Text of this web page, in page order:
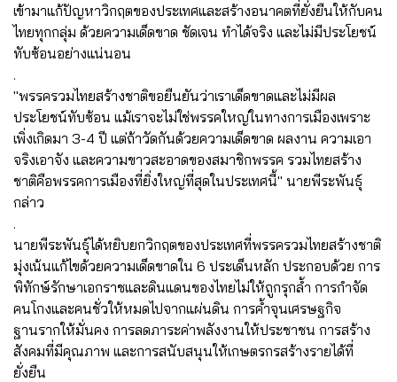
เข้ามาแก้ปัญหาวิกฤตของประเทศและสร้างอนาคตที่ยั่งยืนให้กับคน
ไทยทุกกลุ่ม ด้วยความเด็ดขาด ชัดเจน ทำได้จริง และไม่มีประโยชน์
ทับซ้อนอย่างแน่นอน
.
"พรรครวมไทยสร้างชาติขอยืนยันว่าเราเด็ดขาดและไม่มีผล
ประโยชน์ทับซ้อน แม้เราจะไม่ใช่พรรคใหญ่ในทางการเมืองเพราะ
เพิ่งเกิดมา 3-4 ปี แต่ถ้าวัดกันด้วยความเด็ดขาด ผลงาน ความเอา
จริงเอาจัง และความขาวสะอาดของสมาชิกพรรค รวมไทยสร้าง
ชาติคือพรรคการเมืองที่ยิ่งใหญ่ที่สุดในประเทศนี้" นายพีระพันธุ์
กล่าว
.
นายพีระพันธุ์ได้หยิบยกวิกฤตของประเทศที่พรรครวมไทยสร้างชาติ
มุ่งเน้นแก้ไขด้วยความเด็ดขาดใน 6 ประเด็นหลัก ประกอบด้วย การ
พิทักษ์รักษาเอกราชและดินแดนของไทยไม่ให้ถูกรุกล้ำ การกำจัด
คนโกงและคนชั่วให้หมดไปจากแผ่นดิน การค้ำจุนเศรษฐกิจ
ฐานรากให้มั่นคง การลดภาระค่าพลังงานให้ประชาชน การสร้าง
สังคมที่มีคุณภาพ และการสนับสนุนให้เกษตรกรสร้างรายได้ที่
ยั่งยืน